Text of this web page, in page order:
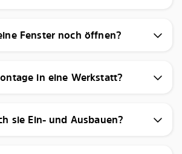
Fenster noch öffnen?
in eine Werkstatt?
sie Ein- und Ausbauen?